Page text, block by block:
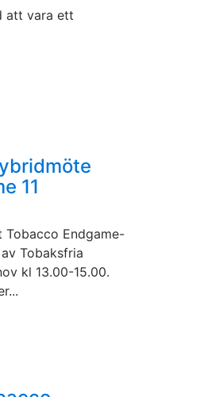
att vara ett
11
Tobacco Endgame-
Tobaksfria
kl 13.00-15.00.